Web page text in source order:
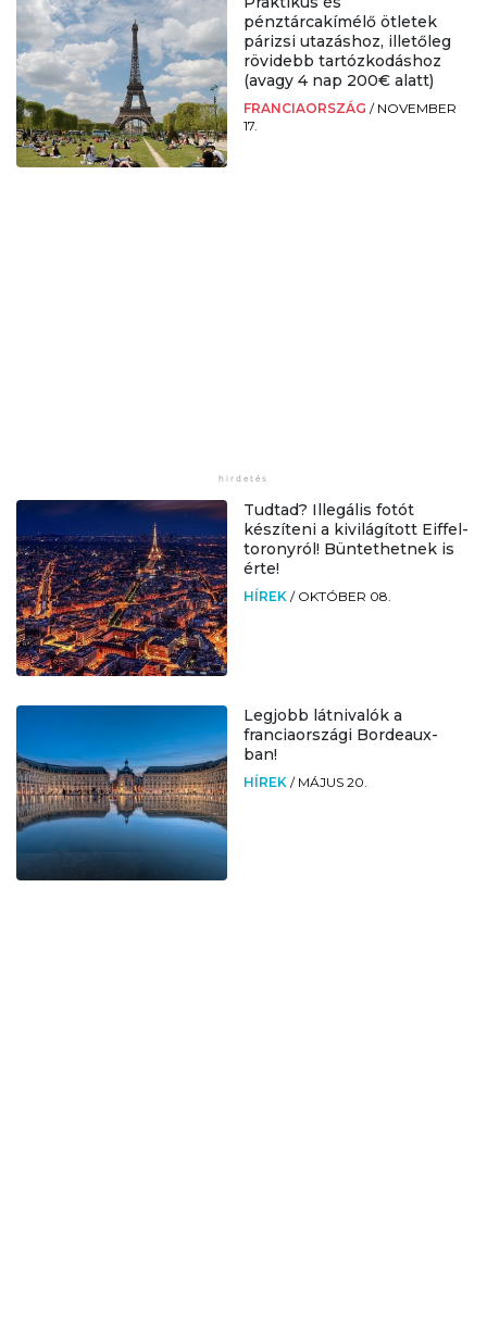
pénztárcakímélő ötletek
párizsi utazáshoz, illetőleg
rövidebb tartózkodáshoz
(avagy 4 nap 200€ alatt)
FRANCIAORSZÁG / NOVEMBER
17.
Tudtad? Illegális fotót
készíteni a kivilágított Eiffel-
toronyról! Büntethetnek is
érte!
HÍREK / OKTÓBER 08.
Legjobb látnivalók a
franciaországi Bordeaux-
ban!
HÍREK / MÁJUS 20.